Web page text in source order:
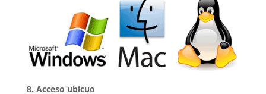
8. Acceso ubicuo